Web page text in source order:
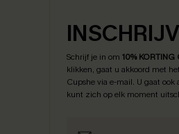
Schrijf je in om10% KORTING
klikken, gaat u akkoord met
Cupshe via e-mail. U gaat
kunt zich op elk moment